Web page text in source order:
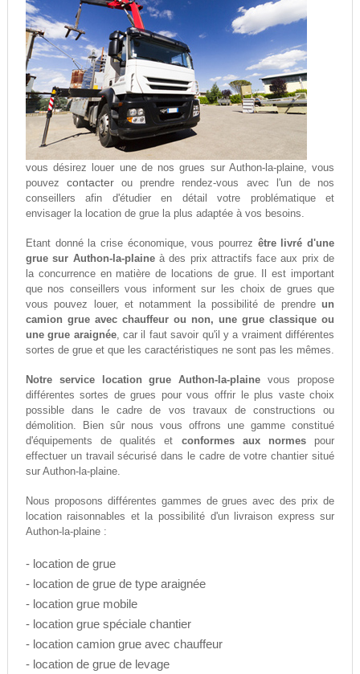
vous désirez louer une de nos grues sur Authon-la-plaine, vous
pouvezcontacter ou prendre rendez-vous avec l'un de nos
conseillers afin d'étudier en détail votre problématique et
envisager la location de grue la plus adaptée à vos besoins.
Etant donné la crise économique, vous pourrez être livré d'une
grue sur Authon-la-plaineà des prix attractifs face aux prix de
la concurrence en matière de locations de grue. Il est important
que nos conseillers vous informent sur les choix de grues que
vous pouvez louer, et notamment la possibilité de prendreun
camion grue avec chauffeur ou non, une grue classique ou
une grue araignée, car il faut savoir qu'il y a vraiment différentes
sortes de grue et que les caractéristiques ne sont pas les mêmes.
Notre service location grue Authon-la-plaine vous propose
différentes sortes de grues pour vous offrir le plus vaste choix
possible dans le cadre de vos travaux de constructions ou
démolition. Bien sûr nous vous offrons une gamme constitué
d'équipements de qualités et conformes aux normespour
effectuer un travail sécurisé dans le cadre de votre chantier situé
sur Authon-la-plaine.
Nous proposons différentes gammes de grues avec des prix de
location raisonnables et la possibilité d'un livraison express sur
Authon-la-plaine :
- location de grue
- location de grue de type araignée
- location grue mobile
- location grue spéciale chantier
- location camion grue avec chauffeur
- location de grue de levage